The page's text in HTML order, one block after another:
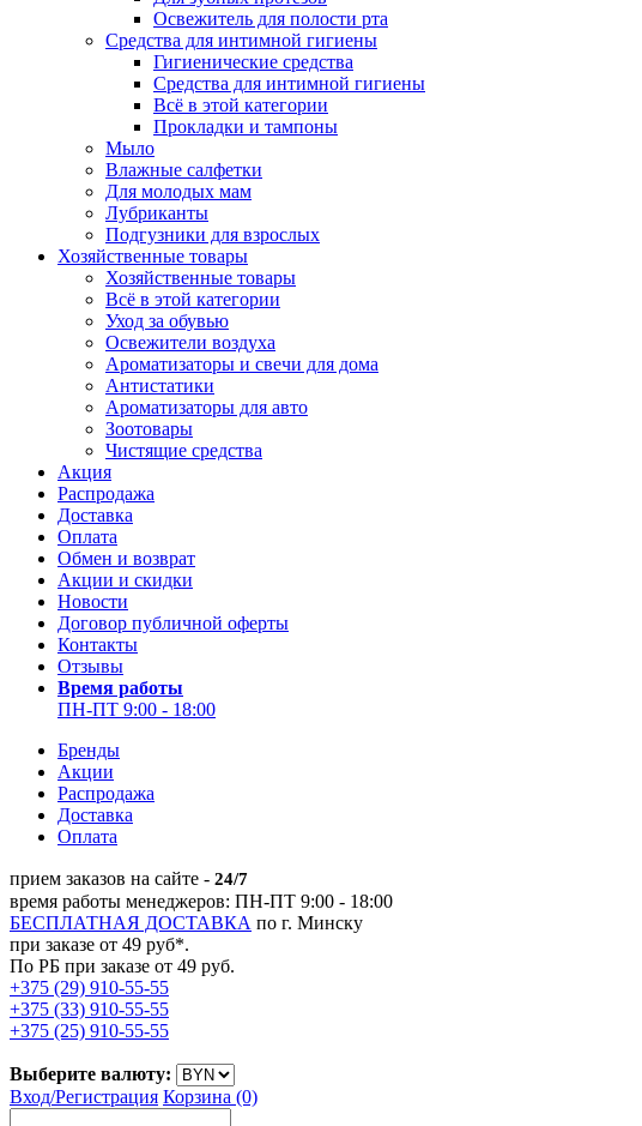
Освежитель для полости рта
Средства для интимной гигиены
Гигиенические средства
Средства для интимной гигиены
Всё в этой категории
Прокладки и тампоны
Мыло
Влажные салфетки
Для молодых мам
Лубриканты
Подгузники для взрослых
Хозяйственные товары
Хозяйственные товары
Всё в этой категории
Уход за обувью
Освежители воздуха
Ароматизаторы и свечи для дома
Антистатики
Ароматизаторы для авто
Зоотовары
Чистящие средства
Акция
Распродажа
Доставка
Оплата
Обмен и возврат
Акции и скидки
Новости
Договор публичной оферты
Контакты
Отзывы
Время работы
ПН-ПТ 9:00 - 18:00
Бренды
Акции
Распродажа
Доставка
Оплата
прием заказов на сайте - 24/7
время работы менеджеров: ПН-ПТ 9:00 - 18:00
БЕСПЛАТНАЯ ДОСТАВКА по г. Минску
при заказе от 49 руб*.
По РБ при заказе от 49 руб.
+375 (29) 910-55-55
+375 (33) 910-55-55
+375 (25) 910-55-55
Выберите валюту:
Вход/Регистрация Корзина (0)